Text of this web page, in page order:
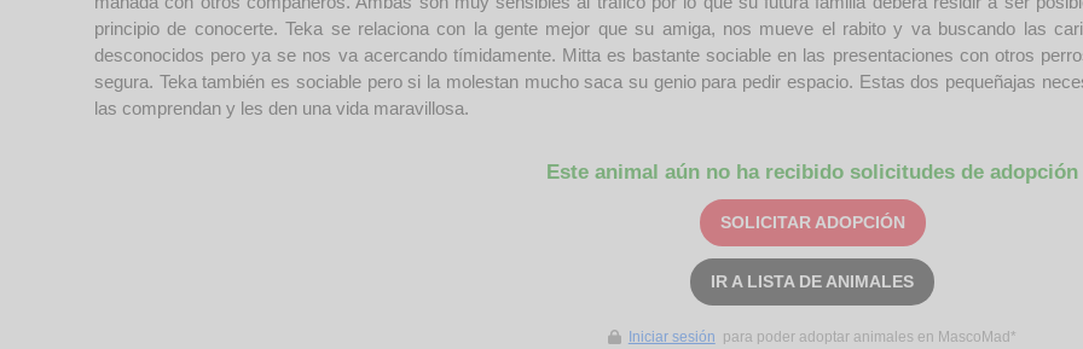
principio de conocerte. Teka se relaciona con la gente mejor que su amiga, nos mueve el rabito y va buscando las
desconocidos pero ya se nos va acercando tímidamente. Mitta es bastante sociable en las presentaciones con otros
segura. Teka también es sociable pero si la molestan mucho saca su genio para pedir espacio. Estas dos pequeñajas
las comprendan y les den una vida maravillosa.
Este animal aún no ha recibido solicitudes de adopción
SOLICITAR ADOPCIÓN
IR A LISTA DE ANIMALES
Iniciar sesión para poder adoptar animales en MascoMad*